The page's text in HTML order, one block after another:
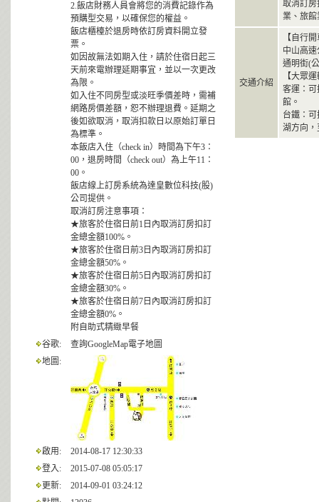
2.飯店財務人員會將您的消費記錄作為
預購型交易，以確保您的權益。
飯店櫃檯於退房時依訂房資料開立發
票。
如因故無法如期入住，請於住宿日起三
天前來電辦理延期事宜，並以一次更改
為限。
如入住不同房型或淡旺季價差時，需補
網路房價差額，恕不辦理退費。延期之
後如欲取消，取消扣款日以原始訂單日
為標準。
本飯店入住（check in）時間為下午3：
00，退房時間（check out）為上午11：
00。
飯店線上訂房系統為達皇數位科技(股)
公司提供。
取消訂房注意事項：
★旅客於住宿日前1日內取消訂房扣訂
金總金額100%。
★旅客於住宿日前3日內取消訂房扣訂
金總金額50%。
★旅客於住宿日前5日內取消訂房扣訂
金總金額30%。
★旅客於住宿日前7日內取消訂房扣訂
金總金額0%。
附自助式精緻早餐
谷歌:
查詢GoogleMap電子地圖
地圖:
啟用:
2014-08-17 12:30:33
登入:
2015-07-08 05:05:17
更新:
2014-09-01 03:24:12
取消訂房
業、旅館
交通介紹
【自行
中山高
通明街(
【大眾
客運：可
館。
台鐵：
湖方向，